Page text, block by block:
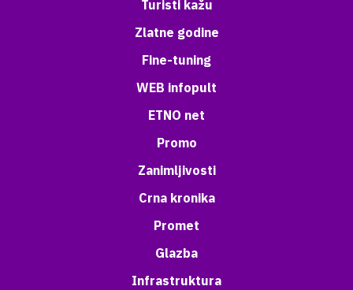
Turisti kažu
Zlatne godine
Fine-tuning
WEB infopult
ETNO net
Promo
Zanimljivosti
Crna kronika
Promet
Glazba
Infrastruktura